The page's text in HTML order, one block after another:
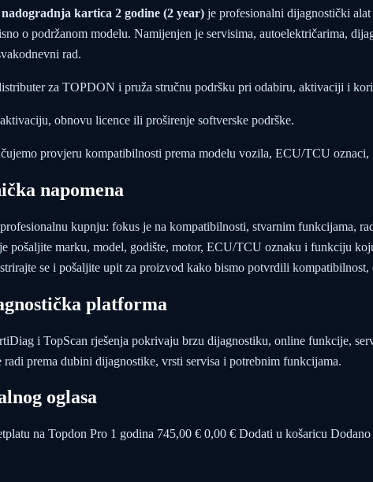
kartica 2 godine (2 year) je profesionalni dijagnostički
o podržanom modelu. Namijenjen je servisima, autoelektričarima,
rad.
za TOPDON i pruža stručnu podršku pri odabiru, aktivaciji i
obnovu licence ili proširenje softverske podrške.
provjeru kompatibilnosti prema modelu vozila, ECU/TCU
napomena
kupnju: fokus je na kompatibilnosti, stvarnim funkcijama,
pošaljite marku, model, godište, motor, ECU/TCU oznaku i funkciju
se i pošaljite upit za proizvod kako bismo potvrdili
platforma
i TopScan rješenja pokrivaju brzu dijagnostiku, online funkcije,
prema dubini dijagnostike, vrsti servisa i potrebnim funkcijama.
oglasa
na Topdon Pro 1 godina 745,00 € 0,00 € Dodati u košaricu